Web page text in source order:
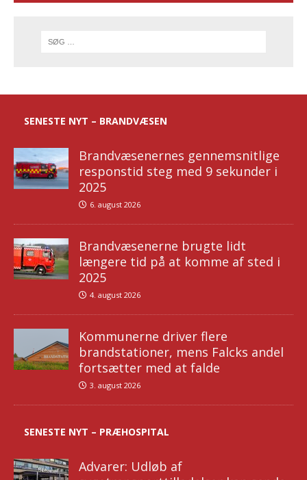
SENESTE NYT – BRANDVÆSEN
Brandvæsenernes gennemsnitlige
responstid steg med 9 sekunder i
2025
6. august 2026
Brandvæsenerne brugte lidt
længere tid på at komme af sted i
2025
4. august 2026
Kommunerne driver flere
brandstationer, mens Falcks andel
fortsætter med at falde
3. august 2026
SENESTE NYT – PRÆHOSPITAL
Advarer: Udløb af